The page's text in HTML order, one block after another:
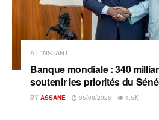
A L'INSTANT
Banque mondiale : 340
soutenir les priorités du
BY ASSANE 05/08/2026 1.5K